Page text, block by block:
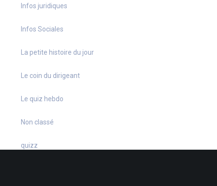
Infos juridiques
Infos Sociales
La petite histoire du jour
Le coin du dirigeant
Le quiz hebdo
Non classé
quizz